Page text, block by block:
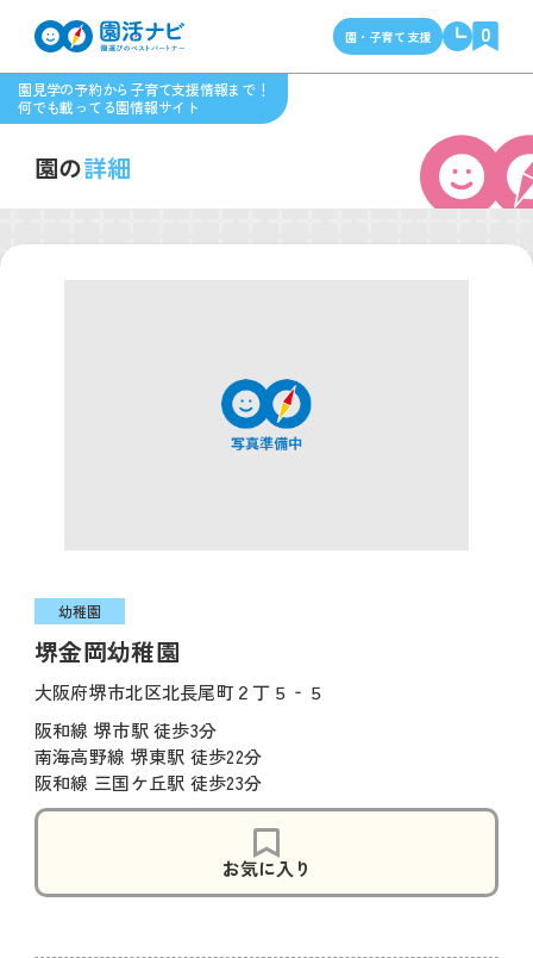
園見学の予約から子育て支援情報まで！
何でも載ってる園情報サイト
園・子育て支援 0
園の詳細
堺金岡幼稚園
幼稚園
大阪府堺市北区北長尾町２丁５‐５
阪和線 堺市駅 徒歩3分
南海高野線 堺東駅 徒歩22分
阪和線 三国ケ丘駅 徒歩23分
お気に入り